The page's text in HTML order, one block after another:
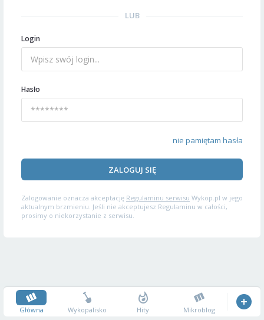
LUB
Login
Hasło
nie pamiętam hasła
ZALOGUJ SIĘ
Zalogowanie oznacza akceptację Regulaminu serwisu Wykop.pl w jego
aktualnym brzmieniu. Jeśli nie akceptujesz Regulaminu w całości,
prosimy o niekorzystanie z serwisu.
Główna Wykopalisko Hity Mikroblog